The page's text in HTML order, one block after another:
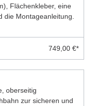
Flächenkleber, eine
die Montageanleitung.
749,00 €*
oberseitig
zur sicheren und